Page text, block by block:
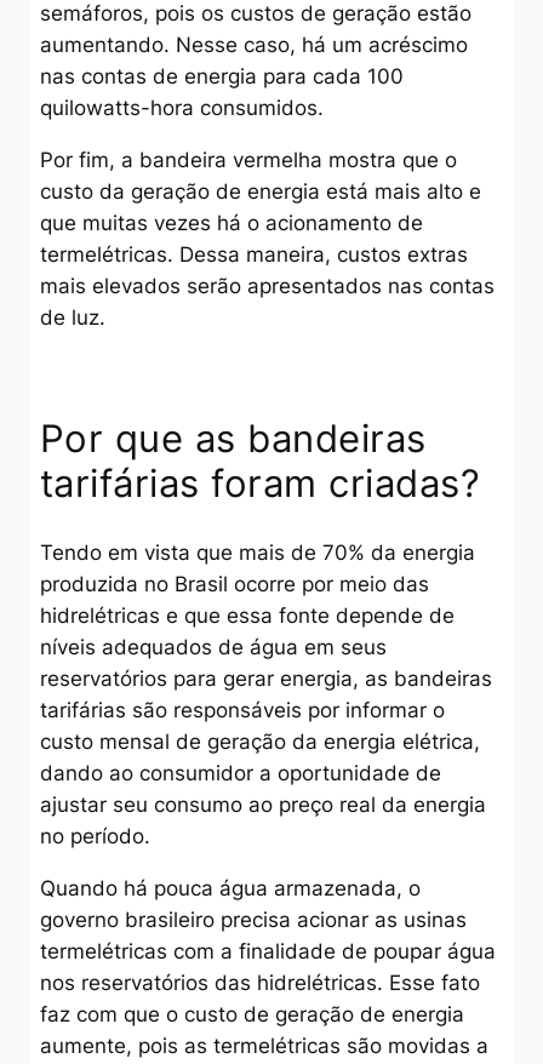
semáforos, pois os custos de geração estão
aumentando. Nesse caso, há um acréscimo
nas contas de energia para cada 100
quilowatts-hora consumidos.
Por fim, a bandeira vermelha mostra que o
custo da geração de energia está mais alto e
que muitas vezes há o acionamento de
termelétricas. Dessa maneira, custos extras
mais elevados serão apresentados nas contas
de luz.
Por que as bandeiras
tarifárias foram criadas?
Tendo em vista que mais de 70% da energia
produzida no Brasil ocorre por meio das
hidrelétricas e que essa fonte depende de
níveis adequados de água em seus
reservatórios para gerar energia, as bandeiras
tarifárias são responsáveis por informar o
custo mensal de geração da energia elétrica,
dando ao consumidor a oportunidade de
ajustar seu consumo ao preço real da energia
no período.
Quando há pouca água armazenada, o
governo brasileiro precisa acionar as usinas
termelétricas com a finalidade de poupar água
nos reservatórios das hidrelétricas. Esse fato
faz com que o custo de geração de energia
aumente, pois as termelétricas são movidas a